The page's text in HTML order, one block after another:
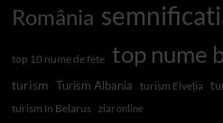
România
top 10 nume de fete top nume
turism Turism Albania turism Elveția
turism în Belarus ziar online